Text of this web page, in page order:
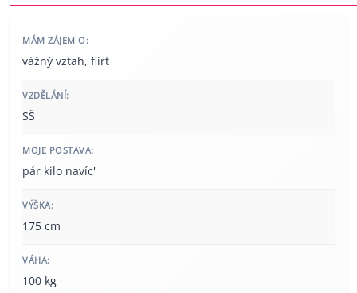
MÁM ZÁJEM O:
vážný vztah, flirt
VZDĚLÁNÍ:
SŠ
MOJE POSTAVA:
pár kilo navíc'
VÝŠKA:
175 cm
VÁHA:
100 kg